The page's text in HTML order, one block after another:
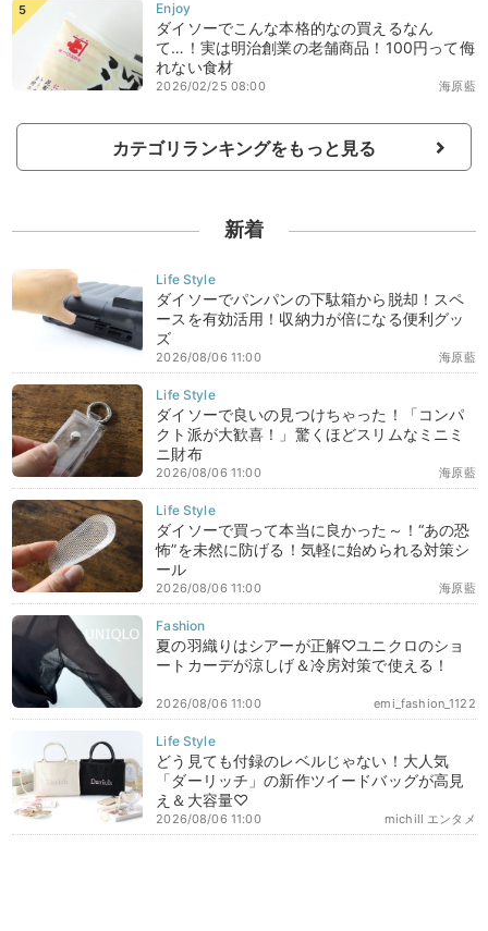
ダイソーでこんな本格的なの買えるなん
て…！実は明治創業の老舗商品！100円って侮
れない食材
海原藍
2026/02/25 08:00
カテゴリランキングをもっと見る
新着
ダイソーでパンパンの下駄箱から脱却！スペ
ースを有効活用！収納力が倍になる便利グッ
ズ
海原藍
2026/08/06 11:00
ダイソーで良いの見つけちゃった！「コンパ
クト派が大歓喜！」驚くほどスリムなミニミ
ニ財布
海原藍
2026/08/06 11:00
ダイソーで買って本当に良かった～！“あの恐
怖”を未然に防げる！気軽に始められる対策シ
ール
海原藍
2026/08/06 11:00
夏の羽織りはシアーが正解♡ユニクロのショ
ートカーデが涼しげ＆冷房対策で使える！
emi_fashion_1122
2026/08/06 11:00
どう見ても付録のレベルじゃない！大人気
「ダーリッチ」の新作ツイードバッグが高見
え＆大容量♡
michill エンタメ
2026/08/06 11:00